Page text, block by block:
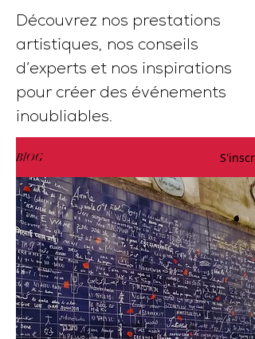
Découvrez nos prestations
artistiques, nos conseils
d’experts et nos inspirations
pour créer des événements
inoubliables.
BlOG